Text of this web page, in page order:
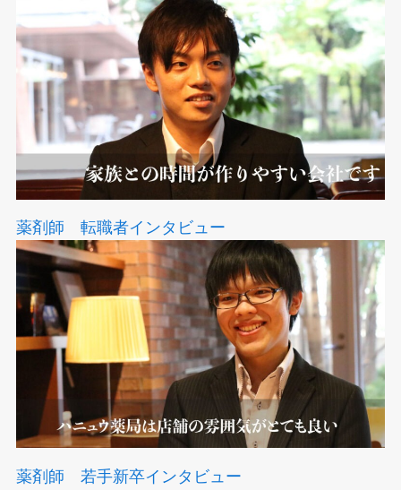
薬剤師 転職者インタビュー
薬剤師 若手新卒インタビュー